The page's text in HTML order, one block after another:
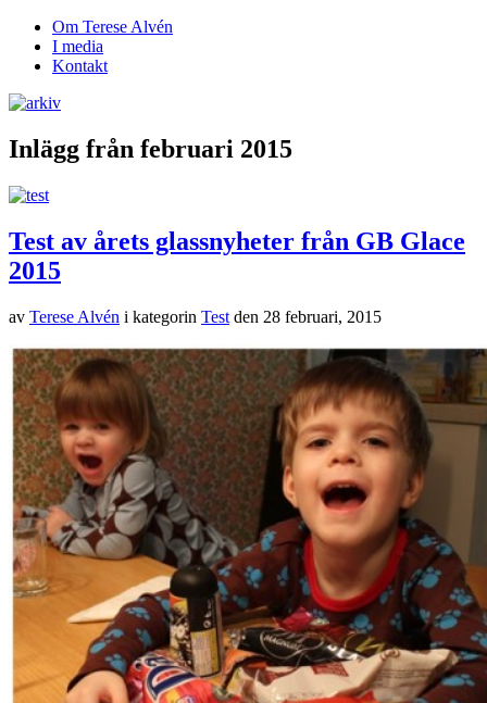
Om Terese Alvén
I media
Kontakt
Inlägg från februari 2015
Test av årets glassnyheter från GB Glace
2015
av Terese Alvén i kategorin Test den 28 februari, 2015